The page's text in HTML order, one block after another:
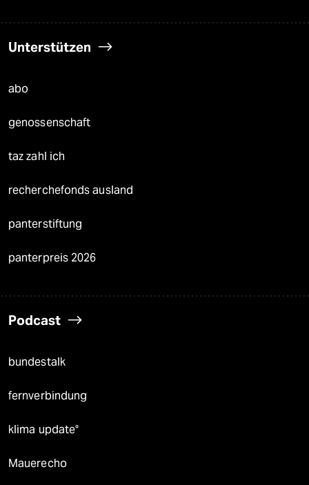
Unterstützen
abo
genossenschaft
taz zahl ich
recherchefonds ausland
panterstiftung
panterpreis 2026
Podcast
bundestalk
fernverbindung
klima update°
Mauerecho